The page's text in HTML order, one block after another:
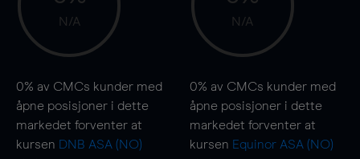
N/A
0% av CMCs kunder med
åpne posisjoner i dette
markedet forventer at
kursen DNB ASA (NO)
N/A
0% av CMCs kunder med
åpne posisjoner i dette
markedet forventer at
kursen Equinor ASA (NO)